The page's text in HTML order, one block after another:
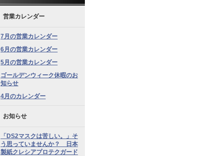
営業カレンダー
7月の営業カレンダー
6月の営業カレンダー
5月の営業カレンダー
ゴールデンウィーク休暇のお
知らせ
4月のカレンダー
お知らせ
「DS2マスクは苦しい。」そ
う思っていませんか？ 日本
製紙クレシアプロテクガード